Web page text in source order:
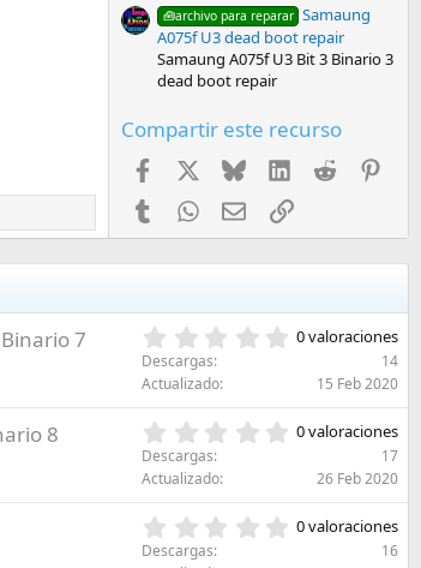
🧰archivo para reparar Samaung
A075f U3 dead boot repair
Samaung A075f U3 Bit 3 Binario 3
dead boot repair
Compartir este recurso
Facebook Bluesky LinkedInReddit
TumblrWhatsApp
EmailEnlace
7 0
0
e
s
e
0 valoraciones
Descargas
14
Actualizado
15 Feb 2020
8 0
0
e
s
0 valoraciones
Descargas
17
Actualizado
26 Feb 2020
0
0 valoraciones
Descargas
16